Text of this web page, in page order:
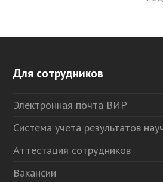
Для сотрудников
Электронная почта ВИР
Система учета результатов
Аттестация сотрудников
Вакансии